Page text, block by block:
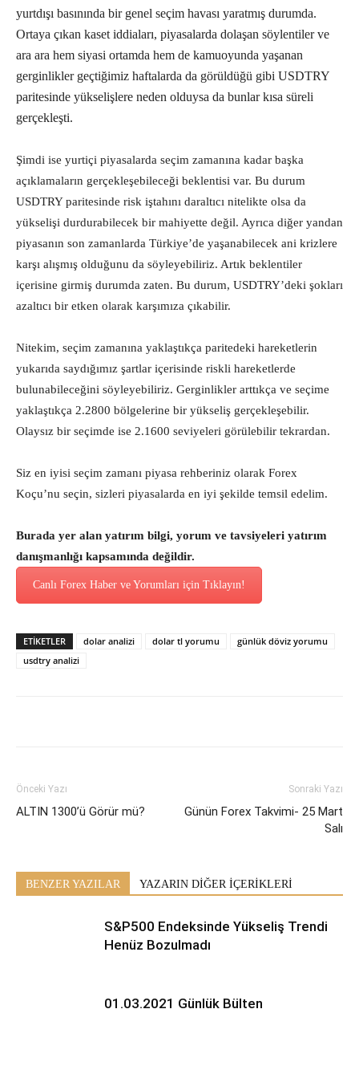
yurtdışı basınında bir genel seçim havası yaratmış durumda.
Ortaya çıkan kaset iddiaları, piyasalarda dolaşan söylentiler ve
ara ara hem siyasi ortamda hem de kamuoyunda yaşanan
gerginlikler geçtiğimiz haftalarda da görüldüğü gibi USDTRY
paritesinde yükselişlere neden olduysa da bunlar kısa süreli
gerçekleşti.
Şimdi ise yurtiçi piyasalarda seçim zamanına kadar başka
açıklamaların gerçekleşebileceği beklentisi var. Bu durum
USDTRY paritesinde risk iştahını daraltıcı nitelikte olsa da
yükselişi durdurabilecek bir mahiyette değil. Ayrıca diğer yandan
piyasanın son zamanlarda Türkiye’de yaşanabilecek ani krizlere
karşı alışmış olduğunu da söyleyebiliriz. Artık beklentiler
içerisine girmiş durumda zaten. Bu durum, USDTRY’deki şokları
azaltıcı bir etken olarak karşımıza çıkabilir.
Nitekim, seçim zamanına yaklaştıkça paritedeki hareketlerin
yukarıda saydığımız şartlar içerisinde riskli hareketlerde
bulunabileceğini söyleyebiliriz. Gerginlikler arttıkça ve seçime
yaklaştıkça 2.2800 bölgelerine bir yükseliş gerçekleşebilir.
Olaysız bir seçimde ise 2.1600 seviyeleri görülebilir tekrardan.
Siz en iyisi seçim zamanı piyasa rehberiniz olarak Forex
Koçu’nu seçin, sizleri piyasalarda en iyi şekilde temsil edelim.
Burada yer alan yatırım bilgi, yorum ve tavsiyeleri yatırım
danışmanlığı kapsamında değildir.
Canlı Forex Haber ve Yorumları için Tıklayın!
ETİKETLER dolar analizi dolar tl yorumu
günlük döviz yorumu
usdtry analizi
Önceki Yazı
ALTIN 1300’ü Görür mü?
Sonraki Yazı
Günün Forex Takvimi- 25 Mart
Salı
BENZER YAZILAR YAZARIN DİĞER İÇERİKLERİ
S&P500 Endeksinde Yükseliş Trendi
Henüz Bozulmadı
01.03.2021 Günlük Bülten